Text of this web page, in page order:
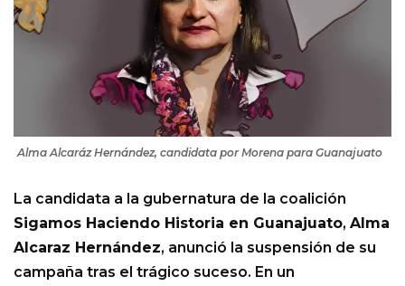
Alma Alcaráz Hernández, candidata por Morena para Guanajuato
La candidata a la gubernatura de la coalición
Sigamos Haciendo Historia en Guanajuato, Alma
Alcaraz Hernández, anunció la suspensión de su
campaña tras el trágico suceso. En un